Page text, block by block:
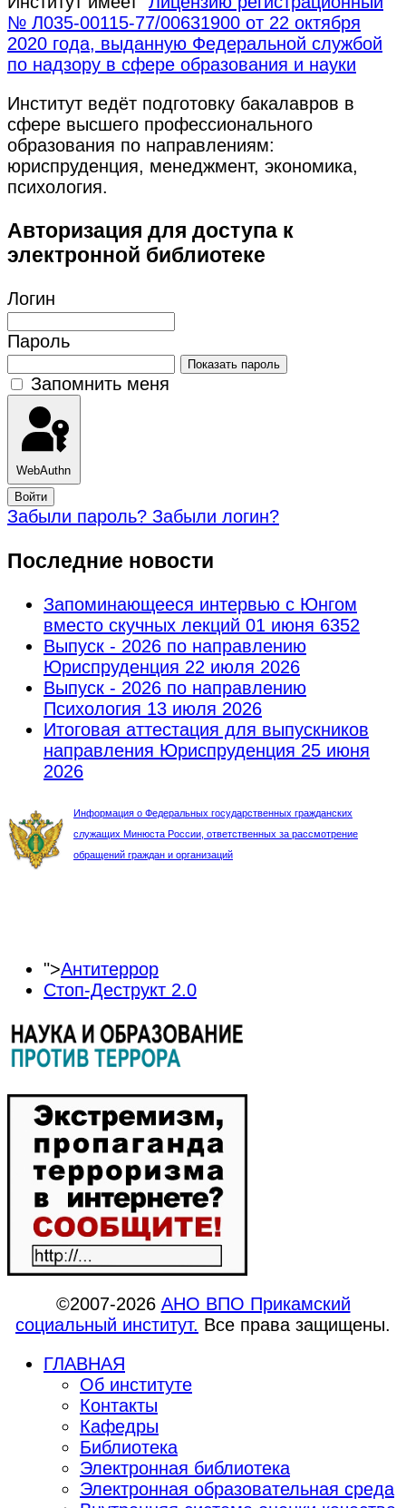
№ Л035-00115-77/00631900 от 22 октября
2020 года, выданную Федеральной службой
по надзору в сфере образования и науки
Институт ведёт подготовку бакалавров в
сфере высшего профессионального
образования по направлениям:
юриспруденция, менеджмент, экономика,
психология.
Авторизация для доступа к
электронной библиотеке
Логин
Пароль
Показать пароль
Запомнить меня
WebAuthn
Войти
Забыли пароль? Забыли логин?
Последние новости
Запоминающееся интервью с Юнгом
вместо скучных лекций 01 июня 6352
Выпуск - 2026 по направлению
Юриспруденция 22 июля 2026
Выпуск - 2026 по направлению
Психология 13 июля 2026
Итоговая аттестация для выпускников
направления Юриспруденция 25 июня
2026
Информация о Федеральных государственных гражданских
служащих Минюста России, ответственных за рассмотрение
обращений граждан и организаций
">Антитеррор
Стоп-Деструкт 2.0
©2007-2026 АНО ВПО Прикамский
социальный институт. Все права защищены.
ГЛАВНАЯ
Об институте
Контакты
Кафедры
Библиотека
Электронная библиотека
Электронная образовательная среда